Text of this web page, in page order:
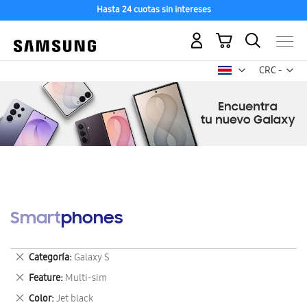
Hasta 24 cuotas sin intereses
CRC -
colón
Mi carrito
Smartphones
Categoría Galaxy S
Eliminar
este
artículo
Feature Multi-sim
Eliminar
este
Color Jet black
Eliminar